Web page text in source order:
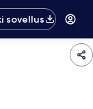
sovellus